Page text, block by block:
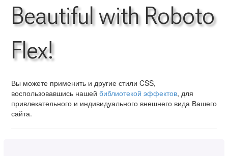
Beautiful with Roboto
Flex!
Вы можете применить и другие стили CSS,
воспользовавшись нашей библиотекой эффектов, для
привлекательного и индивидуального внешнего вида Вашего
сайта.